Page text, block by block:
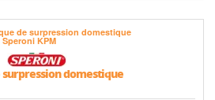
domestique